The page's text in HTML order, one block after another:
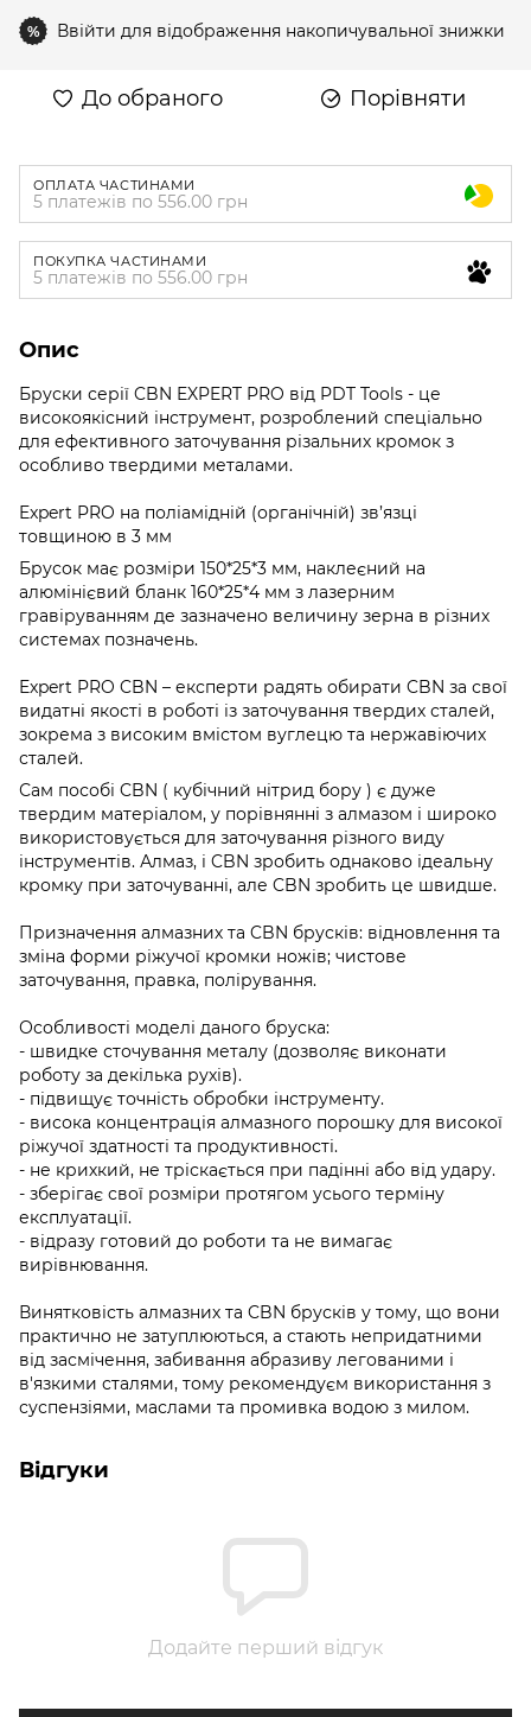
% Ввійти для відображення накопичувальної знижки
До обраного Порівняти
ОПЛАТА ЧАСТИНАМИ
5 платежів по 556.00 грн
ПОКУПКА ЧАСТИНАМИ
5 платежів по 556.00 грн
Опис
Бруски серії CBN EXPERT PRO від PDT Tools - це
високоякісний інструмент, розроблений спеціально
для ефективного заточування різальних кромок з
особливо твердими металами.
Expert PRO на поліамідній (органічній) зв’язці
товщиною в 3 мм
Брусок має розміри 150*25*3 мм, наклеєний на
алюмінієвий бланк 160*25*4 мм з лазерним
гравіруванням де зазначено величину зерна в різних
системах позначень.
Expert PRO CBN – експерти радять обирати CBN за свої
видатні якості в роботі із заточування твердих сталей,
зокрема з високим вмістом вуглецю та нержавіючих
сталей.
Сам пособі CBN ( кубічний нітрид бору ) є дуже
твердим матеріалом, у порівнянні з алмазом і широко
використовується для заточування різного виду
інструментів. Алмаз, і CBN зробить однаково ідеальну
кромку при заточуванні, але CBN зробить це швидше.
Призначення алмазних та CBN брусків: відновлення та
зміна форми ріжучої кромки ножів; чистове
заточування, правка, полірування.
Особливості моделі даного бруска:
- швидке сточування металу (дозволяє виконати
роботу за декілька рухів).
- підвищує точність обробки інструменту.
- висока концентрація алмазного порошку для високої
ріжучої здатності та продуктивності.
- не крихкий, не тріскається при падінні або від удару.
- зберігає свої розміри протягом усього терміну
експлуатації.
- відразу готовий до роботи та не вимагає
вирівнювання.
Винятковість алмазних та CBN брусків у тому, що вони
практично не затуплюються, а стають непридатними
від засмічення, забивання абразиву легованими і
в'язкими сталями, тому рекомендуєм використання з
суспензіями, маслами та промивка водою з милом.
Відгуки
Додайте перший відгук